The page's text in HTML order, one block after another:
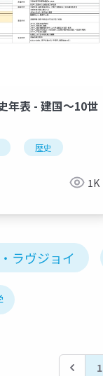
ンショック療法
年表 - 建国〜10世
歴史
1K
ラヴジョイ
1